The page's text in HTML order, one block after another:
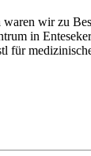
waren wir zu
in
für